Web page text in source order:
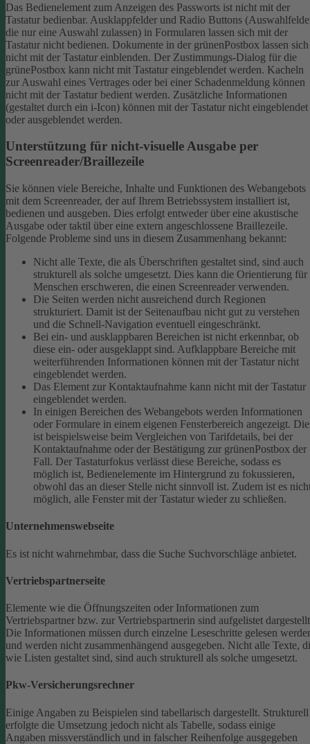
Das Bedienelement zum Anzeigen des Passworts ist nicht mit der
Tastatur bedienbar. Ausklappfelder und Radio Buttons
die nur eine Auswahl zulassen) in Formularen lassen sich mit der
Tastatur nicht bedienen. Dokumente in der grünenPostbox lassen sich
nicht mit der Tastatur einblenden. Der Zustimmungs-Dialog für die
grünePostbox kann nicht mit Tastatur eingeblendet werden. Kacheln
zur Auswahl eines Vertrages oder bei einer Schadenmeldung können
nicht mit der Tastatur bedient werden. Zusätzliche Informationen
(gestaltet durch ein i-Icon) können mit der Tastatur nicht eingeblendet
oder ausgeblendet werden.
Unterstützung für nicht-visuelle Ausgabe per
Screenreader/Braillezeile
Sie können viele Bereiche, Inhalte und Funktionen des Webangebots
mit dem Screenreader, der auf Ihrem Betriebssystem installiert ist,
bedienen und ausgeben. Dies erfolgt entweder über eine akustische
Ausgabe oder taktil über eine extern angeschlossene Braillezeile.
Folgende Probleme sind uns in diesem Zusammenhang bekannt:
Nicht alle Texte, die als Überschriften gestaltet sind, sind auch
strukturell als solche umgesetzt. Dies kann die Orientierung für
Menschen erschweren, die einen Screenreader verwenden.
Die Seiten werden nicht ausreichend durch Regionen
strukturiert. Damit ist der Seitenaufbau nicht gut zu verstehen
und die Schnell-Navigation eventuell eingeschränkt.
Bei ein- und ausklappbaren Bereichen ist nicht erkennbar, ob
diese ein- oder ausgeklappt sind. Aufklappbare Bereiche mit
weiterführenden Informationen können mit der Tastatur nicht
eingeblendet werden.
Das Element zur Kontaktaufnahme kann nicht mit der Tastatur
eingeblendet werden.
In einigen Bereichen des Webangebots werden Informationen
oder Formulare in einem eigenen Fensterbereich angezeigt.
ist beispielsweise beim Vergleichen von Tarifdetails, bei der
Kontaktaufnahme oder der Bestätigung zur grünenPostbox der
Fall. Der Tastaturfokus verlässt diese Bereiche, sodass es
möglich ist, Bedienelemente im Hintergrund zu fokussieren,
obwohl das an dieser Stelle nicht sinnvoll ist. Zudem ist es
möglich, alle Fenster mit der Tastatur wieder zu schließen.
Unternehmenswebseite
Es ist nicht wahrnehmbar, dass die Suche Suchvorschläge anbietet.
Vertriebspartnerseite
Elemente wie die Öffnungszeiten oder Informationen zum
Vertriebspartner bzw. zur Vertriebspartnerin sind aufgelistet
Die Informationen müssen durch einzelne Leseschritte gelesen
und werden nicht zusammenhängend ausgegeben. Nicht alle Texte,
wie Listen gestaltet sind, sind auch strukturell als solche umgesetzt.
Pkw-Versicherungsrechner
Einige Angaben zu Beispielen sind tabellarisch dargestellt. Strukturell
erfolgte die Umsetzung jedoch nicht als Tabelle, sodass einige
Angaben missverständlich und in falscher Reihenfolge ausgegeben